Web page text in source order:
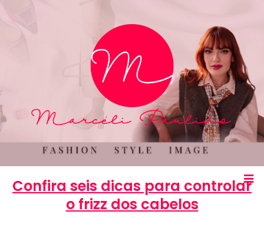
Confira seis dicas para controlar
o frizz dos cabelos